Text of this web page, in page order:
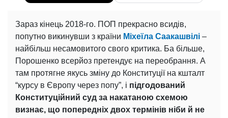
Зараз кінець 2018-го. ПОП прекрасно всидів,
попутно викинувши з країни Міхеїла Саакашвілі –
найбільш несамовитого свого критика. Ба більше,
Порошенко всерйоз претендує на переобрання. А
там протягне якусь зміну до Конституції на кшталт
“курсу в Європу через попу”, і підгодований
Конституційний суд за накатаною схемою
визнає, що попередніх двох термінів ніби й не